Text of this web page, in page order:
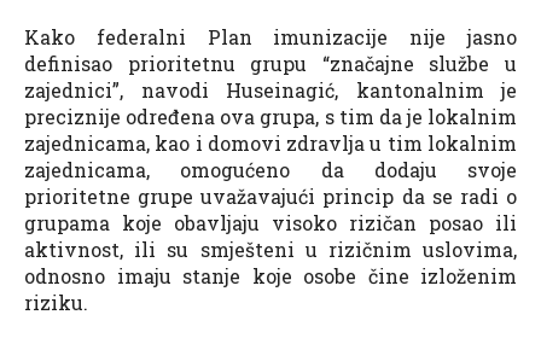
Kako federalni Plan imunizacije nije jasno
definisao prioritetnu grupu “značajne službe u
zajednici”, navodi Huseinagić, kantonalnim je
preciznije određena ova grupa, s tim da je lokalnim
zajednicama, kao i domovi zdravlja u tim lokalnim
zajednicama, omogućeno da dodaju svoje
prioritetne grupe uvažavajući princip da se radi o
grupama koje obavljaju visoko rizičan posao ili
aktivnost, ili su smješteni u rizičnim uslovima,
odnosno imaju stanje koje osobe čine izloženim
riziku.